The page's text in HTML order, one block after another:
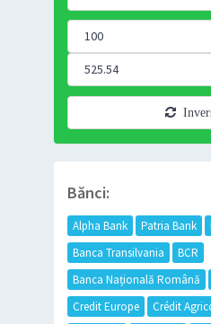
Bănci:
Alpha Bank Patria Bank
Banca Transilvania
BCR
Banca Națională Română
Credit Europe
Crédit